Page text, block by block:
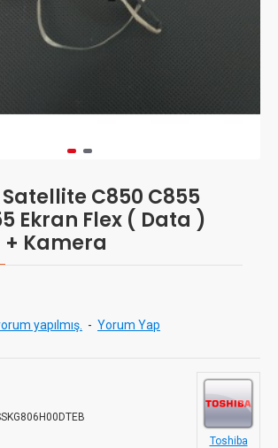
C850 C855
Ekran Flex ( Data )
Kamera
yapılmış. - Yorum Yap
Toshiba